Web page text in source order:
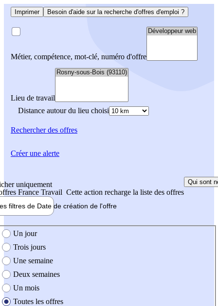
Imprimer Besoin d'aide sur la recherche d'offres d'emploi ?
Métier, compétence, mot-clé, numéro d'offre
Lieu de travail
Distance autour du lieu choisi
Rechercherdes offres
uniquement
France Travail Cette action recharge la liste des offres
Qui sont
filtres de Date de création de l'offre
création de l'offre
Un jour
Trois jours
Une semaine
Deux semaines
Un mois
Toutes les offres
Créer une alerte